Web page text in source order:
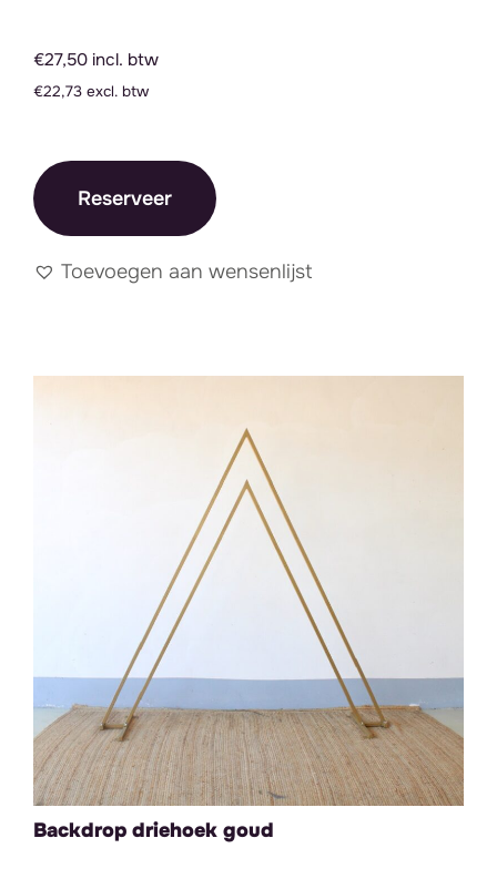
€27,50 incl. btw
€22,73 excl. btw
Reserveer
Toevoegen aan wensenlijst
Backdrop driehoek goud